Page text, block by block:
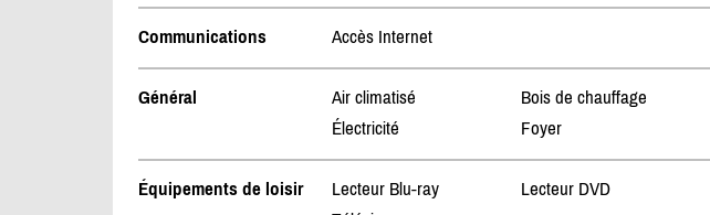
Communications Accès Internet
Général Air climatisé Bois de chauffage
Électricité
Foyer
Équipements de loisir Lecteur Blu-ray Lecteur DVD